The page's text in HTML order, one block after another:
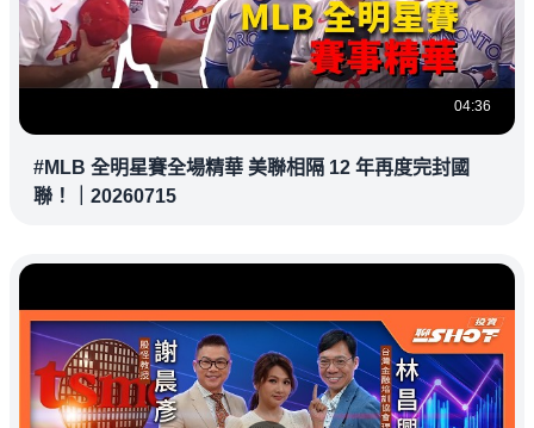
04:36
#MLB 全明星賽全場精華 美聯相隔 12 年再度完封國
聯！｜20260715